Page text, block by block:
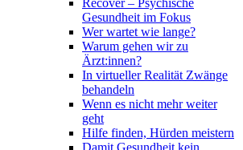
Recover – Psychische
Gesundheit im Fokus
Wer wartet wie lange?
Warum gehen wir zu
Ärzt:innen?
In virtueller Realität Zwänge
behandeln
Wenn es nicht mehr weiter
geht
Hilfe finden, Hürden meistern
Damit Gesundheit kein